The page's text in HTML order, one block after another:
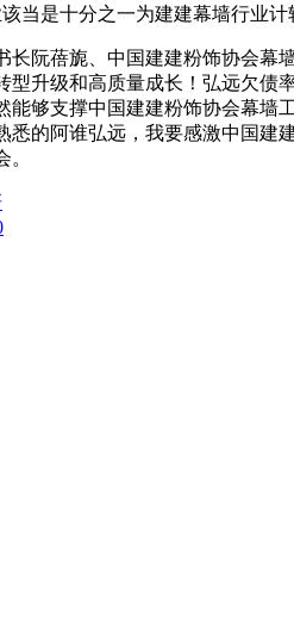
当是十分之一为建建幕墙行业
蓓旎、中国建建粉饰协会幕
型升级和高质量成长！弘远欠债
能够支撑中国建建粉饰协会幕
悉的阿谁弘远，我要感激中国